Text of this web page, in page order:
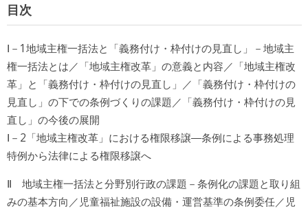
目次
Ⅰ－1地域主権一括法と「義務付け・枠付けの見直し」－地域主
権一括法とは／「地域主権改革」の意義と内容／「地域主権改
革」と「義務付け・枠付けの見直し」／「義務付け・枠付けの
見直し」の下での条例づくりの課題／「義務付け・枠付けの見
直し」の今後の展開
Ⅰ－2「地域主権改革」における権限移譲―条例による事務処理
特例から法律による権限移譲へ
Ⅱ 地域主権一括法と分野別行政の課題－条例化の課題と取り組
みの基本方向／児童福祉施設の設備・運営基準の条例委任／児